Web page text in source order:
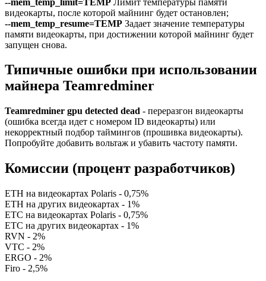
видеокарты, после которой майнинг будет остановлен;
--mem_temp_resume=TEMP Задает значение температуры
памяти видеокарты, при достижении которой майнинг будет
запущен снова.
Типичные ошибки при использовании
майнера Teamredminer
Teamredminer gpu detected dead - переразгон видеокарты
(ошибка всегда идет с номером ID видеокарты) или
некорректный подбор таймингов (прошивка видеокарты).
Попробуйте добавить вольтаж и убавить частоту памяти.
Комиссии (процент разработчиков)
ETH на видеокартах Polaris - 0,75%
ETH на других видеокартах - 1%
ETC на видеокартах Polaris - 0,75%
ETC на других видеокартах - 1%
RVN - 2%
VTC - 2%
ERGO - 2%
Firo - 2,5%